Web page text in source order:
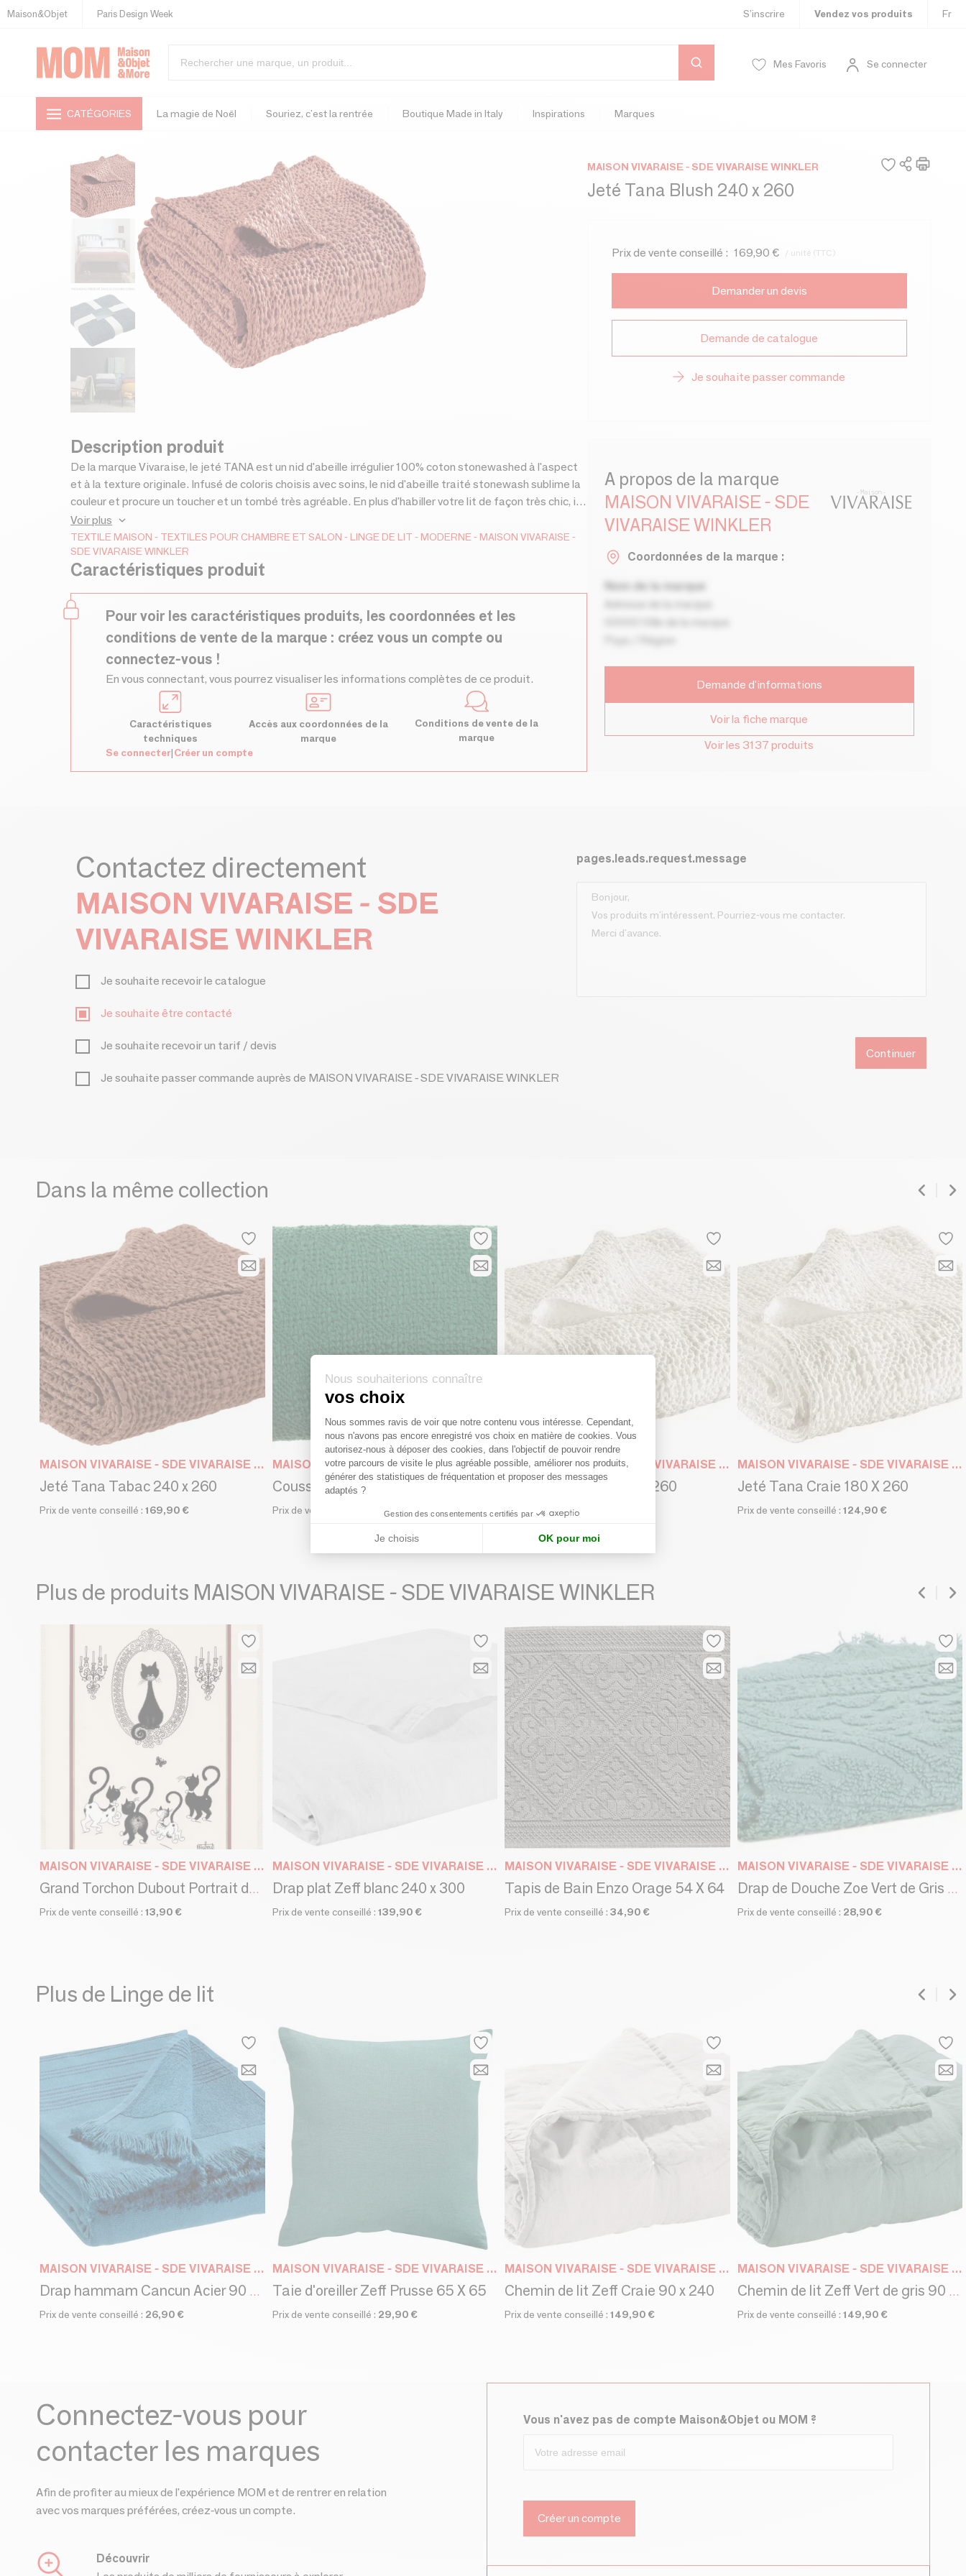
Maison&Objet Paris Design Week S’inscrire Vendez vos produits Fr
Mes Favoris Se connecter
CATÉGORIES La magie de Noël Souriez, c'est la rentrée Boutique Made in Italy Inspirations Marques
Description produit
De la marque Vivaraise, le jeté TANA est un nid d'abeille irrégulier 100% coton stonewashed à l'aspect
et à la texture originale. Infusé de coloris choisis avec soins, le nid d'abeille traité stonewash sublime la
couleur et procure un toucher et un tombé très agréable. En plus d'habiller votre lit de façon très chic, il
apportera une touche déco à l'ensemble de votre pièce. Les jetés TANA et leurs coloris unis sont idéaux
pour oser des mélanges de textures et de couleurs avec d'autres produits Vivaraise pour créer une déco
personnalisée qui ne ressemble à aucune autre. - 100% Coton
Voir plus
TEXTILE MAISON TEXTILES POUR CHAMBRE ET SALON LINGE DE LIT MODERNE
MAISON VIVARAISE -
SDE VIVARAISE WINKLER
Caractéristiques produit
Pour voir les caractéristiques produits, les coordonnées et les
conditions de vente de la marque : créez vous un compte ou
connectez-vous !
En vous connectant, vous pourrez visualiser les informations complètes de ce produit.
Caractéristiques
techniques
Accès aux coordonnées de la
marque
Conditions de vente de la
marque
Se connecter|Créer un compte
MAISON VIVARAISE - SDE VIVARAISE WINKLER
Jeté Tana Blush 240 x 260
Prix de vente conseillé : 169,90 € / unité (TTC)
Demander un devis
Demande de catalogue
Je souhaite passer commande
A propos de la marque
MAISON VIVARAISE - SDE
VIVARAISE WINKLER
Coordonnées de la marque :
Nom de la marque
Adresse de la marque
Pays / Région
Demande d'informations
Voir la fiche marque
Voir les 3137 produits
Contactez directement
MAISON VIVARAISE - SDE
VIVARAISE WINKLER
Je souhaite recevoir le catalogue
Je souhaite être contacté
Je souhaite recevoir un tarif / devis
Je souhaite passer commande auprès de MAISON VIVARAISE - SDE VIVARAISE WINKLER
pages.leads.request.message
Continuer
Dans la même collection
MAISON VIVARAISE - SDE VIVARAISE WINKLER
Jeté Tana Tabac 240 x 260
Prix de vente conseillé : 169,90 €
MAISON VIVARAISE - SDE VIVARAISE WINKLER
Coussin Tana Abysse 40 x 65
Prix de vente conseillé : 38,90 €
MAISON VIVARAISE - SDE VIVARAISE WINKLER
Jeté Tana Craie 260 X 260
Prix de vente conseillé :
MAISON VIVARAISE - SDE VIVARAISE WINKLER
Jeté Tana Craie 180 X 260
Prix de vente conseillé : 124,90 €
Plus de produits MAISON VIVARAISE - SDE VIVARAISE WINKLER
MAISON VIVARAISE - SDE VIVARAISE WINKLER
Grand Torchon Dubout Portrait de Chat Brun 60 X 80
Prix de vente conseillé : 13,90 €
MAISON VIVARAISE - SDE VIVARAISE WINKLER
Drap plat Zeff blanc 240 x 300
Prix de vente conseillé : 139,90 €
MAISON VIVARAISE - SDE VIVARAISE WINKLER
Tapis de Bain Enzo Orage 54 X 64
Prix de vente conseillé : 34,90 €
MAISON VIVARAISE - SDE VIVARAISE WINKLER
Drap de Douche Zoe Vert de Gris 70 X 140
Prix de vente conseillé : 28,90 €
Plus de Linge de lit
MAISON VIVARAISE - SDE VIVARAISE WINKLER
Drap hammam Cancun Acier 90 x 180
Prix de vente conseillé : 26,90 €
MAISON VIVARAISE - SDE VIVARAISE WINKLER
Taie d'oreiller Zeff Prusse 65 X 65
Prix de vente conseillé : 29,90 €
MAISON VIVARAISE - SDE VIVARAISE WINKLER
Chemin de lit Zeff Craie 90 x 240
Prix de vente conseillé : 149,90 €
MAISON VIVARAISE - SDE VIVARAISE WINKLER
Chemin de lit Zeff Vert de gris 90 x 240
Prix de vente conseillé : 149,90 €
Connectez-vous pour
contacter les marques
Afin de profiter au mieux de l'expérience MOM et de rentrer en relation
avec vos marques préférées, créez-vous un compte.
Découvrir
Vous n'avez pas de compte Maison&Objet ou MOM ?
Nous souhaiterions connaître
vos choix
Plateforme de Gestion du Consentement : Personnalisez vos Options
Nous sommes ravis de voir que notre contenu vous intéresse. Cependant,
nous n'avons pas encore enregistré vos choix en matière de cookies. Vous
autorisez-nous à déposer des cookies, dans l'objectif de pouvoir rendre
votre parcours de visite le plus agréable possible, améliorer nos produits,
générer des statistiques de fréquentation et proposer des messages
adaptés ?
Gestion des consentements certifiés par
Je choisis OK pour moi
Axeptio consent